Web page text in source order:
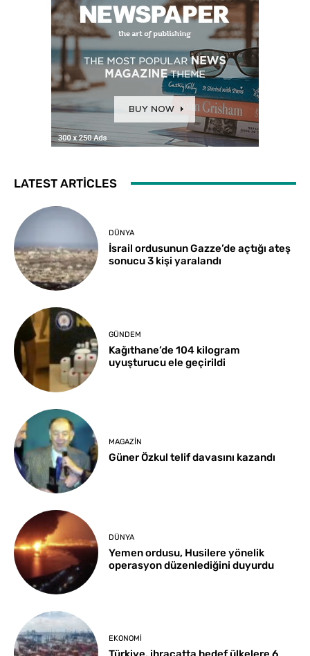
LATEST ARTICLES
DÜNYA
İsrail ordusunun Gazze’de açtığı ateş
sonucu 3 kişi yaralandı
GÜNDEM
Kağıthane’de 104 kilogram
uyuşturucu ele geçirildi
MAGAZIN
Güner Özkul telif davasını kazandı
DÜNYA
Yemen ordusu, Husilere yönelik
operasyon düzenlediğini duyurdu
EKONOMI